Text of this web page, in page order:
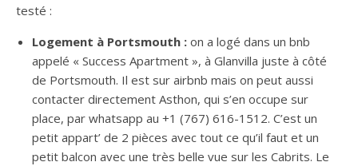
testé :
Logement à Portsmouth : on a logé dans un bnb
appelé « Success Apartment », à Glanvilla juste à côté
de Portsmouth. Il est sur airbnb mais on peut aussi
contacter directement Asthon, qui s’en occupe sur
place, par whatsapp au +1 (767) 616-1512. C’est un
petit appart’ de 2 pièces avec tout ce qu’il faut et un
petit balcon avec une très belle vue sur les Cabrits. Le